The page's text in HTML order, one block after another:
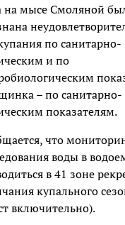
на мысе Смоляной
по санитарно-
и по
– по санитарно-
показателям.
что
воды в
в 41 зоне
купального
включительно).